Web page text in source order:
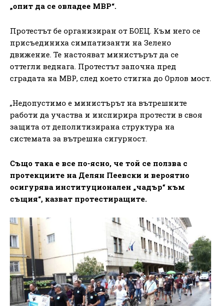
„опит да се овладее МВР“.
Протестът бе организиран от БОЕЦ. Към него се
присъединиха симпатизанти на Зелено
движение. Те настояват министърът да се
оттегли веднага. Протестът започна пред
сградата на МВР, след което стигна до Орлов мост.
„Недопустимо е министърът на вътрешните
работи да участва и инспирира протести в своя
защита от деполитизирана структура на
системата за вътрешна сигурност.
Също така е все по-ясно, че той се ползва с
протекциите на Делян Пеевски и вероятно
осигурява институционален „чадър“ към
същия“, казват протестиращите.